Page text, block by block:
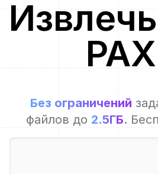
Без ограничений
файлов до 2.5ГБ.